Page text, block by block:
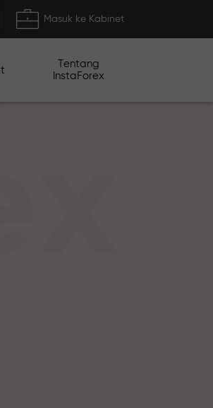
Masuk ke Kabinet
Tentang
InstaForex